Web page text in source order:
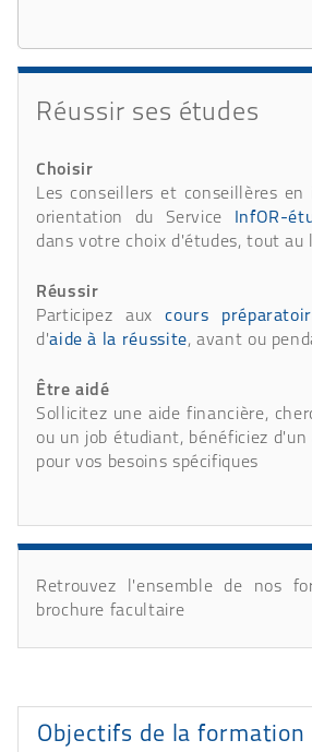
Réussir ses études
Choisir
Les conseillers et conseillères
orientation du Service
InfOR-
dans votre choix d'études, tout au
Réussir
Participez auxcours
d'aide à la réussite, avant ou
Être aidé
Sollicitez une aide financière,
ou un job étudiant, bénéficiez d'un
pour vos besoins spécifiques
Retrouvez l'ensemble de nos
brochure facultaire
Présentation
Objectifs de la formation